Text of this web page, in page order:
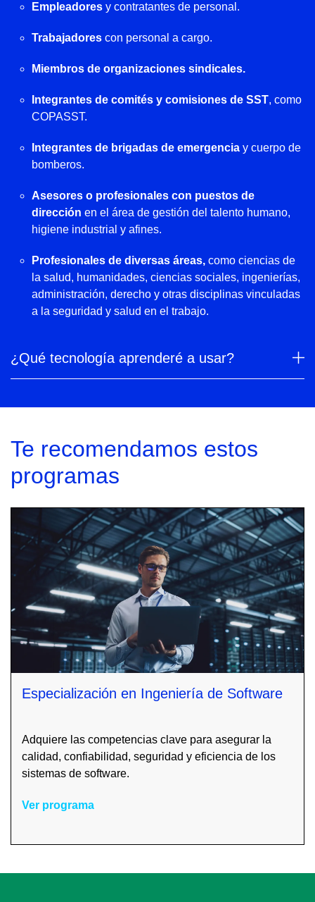
Empleadores y contratantes de personal.
Trabajadores con personal a cargo.
Miembros de organizaciones sindicales.
Integrantes de comités y comisiones de SST, como
COPASST.
Integrantes de brigadas de emergencia y cuerpo de
bomberos.
Asesores o profesionales con puestos de
dirección en el área de gestión del talento humano,
higiene industrial y afines.
Profesionales de diversas áreas, como ciencias de
la salud, humanidades, ciencias sociales, ingenierías,
administración, derecho y otras disciplinas vinculadas
a la seguridad y salud en el trabajo.
¿Qué tecnología aprenderé a usar?
Te recomendamos estos
programas
Especialización en Ingeniería de Software
Adquiere las competencias clave para asegurar la
calidad, confiabilidad, seguridad y eficiencia de los
sistemas de software.
Ver programa